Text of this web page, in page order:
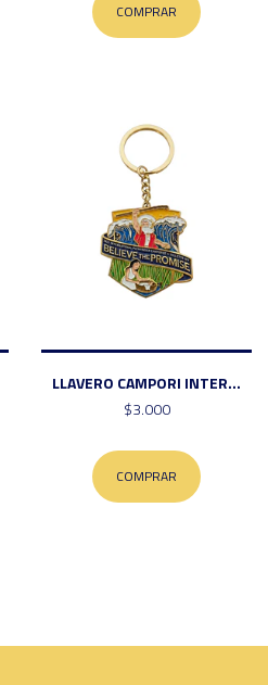
COMPRAR
LLAVERO CAMPORI INTER...
$3.000
COMPRAR